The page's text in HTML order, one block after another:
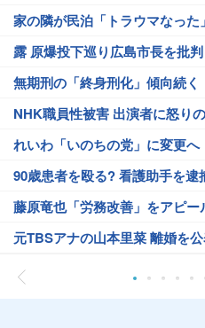
家の隣が民泊「トラウマなった」
露 原爆投下巡り広島市長を批判
無期刑の「終身刑化」傾向続く
NHK職員性被害 出演者に怒り
れいわ「いのちの党」に変更へ
90歳患者を殴る? 看護助手を逮
藤原竜也「労務改善」をアピー
元TBSアナの山本里菜 離婚を